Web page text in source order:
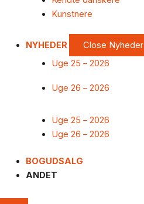
Kunstnere
NYHEDER Close Nyheder
Uge 25 – 2026
Uge 26 – 2026
Uge 25 – 2026
Uge 26 – 2026
BOGUDSALG
ANDET